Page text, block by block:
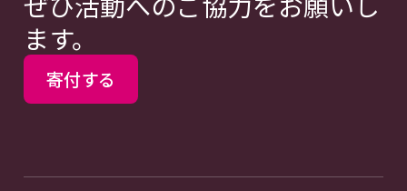
ます。
寄付する